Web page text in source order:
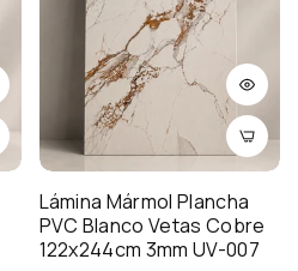
Lámina Mármol Plancha
PVC Blanco Vetas Cobre
122x244cm 3mm UV-007